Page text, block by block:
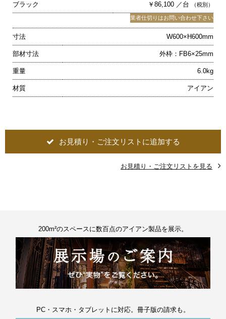
ブラック ￥86,100 ／台 （税別）
業者仕切りはお問い合わせ下さい
寸法 W600×H600mm
部材寸法 外枠：FB6×25mm
重量 6.0kg
材質 アイアン
お見積り・ご注文リストに追加する
お見積り・ご注文リストを見る
200m²のスペースに数百点のアイアン製品を展示。
PC・スマホ・タブレットに対応。冊子版の請求も。